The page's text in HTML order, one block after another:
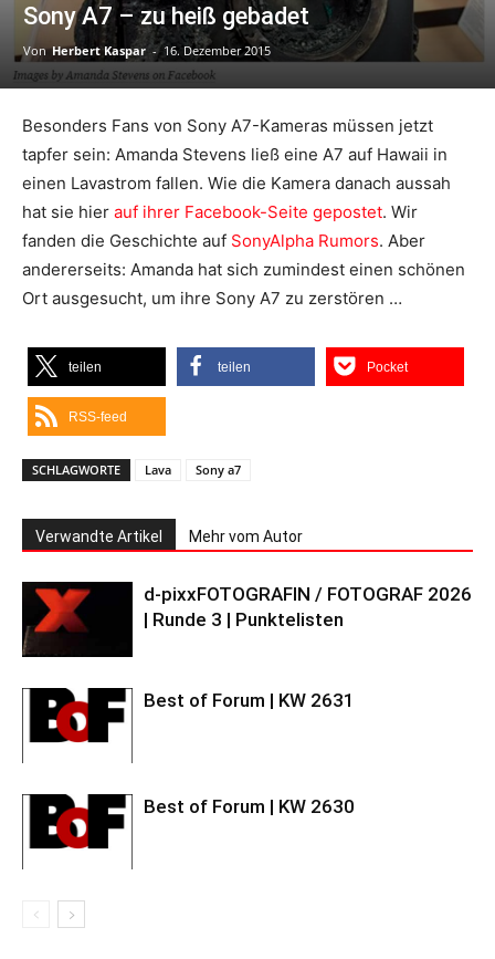
Sony A7 – zu heiß gebadet
Von Herbert Kaspar - 16. Dezember 2015
Besonders Fans von Sony A7-Kameras müssen jetzt
tapfer sein: Amanda Stevens ließ eine A7 auf Hawaii in
einen Lavastrom fallen. Wie die Kamera danach aussah
hat sie hier auf ihrer Facebook-Seite gepostet. Wir
fanden die Geschichte auf SonyAlpha Rumors. Aber
andererseits: Amanda hat sich zumindest einen schönen
Ort ausgesucht, um ihre Sony A7 zu zerstören …
teilen teilen Pocket
RSS-feed
SCHLAGWORTE Lava Sony a7
Verwandte Artikel Mehr vom Autor
d-pixxFOTOGRAFIN / FOTOGRAF 2026
| Runde 3 | Punktelisten
Best of Forum | KW 2631
Best of Forum | KW 2630